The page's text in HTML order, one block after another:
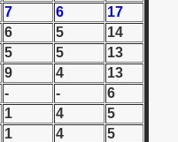
7 6
17
6 5
14
5 5
13
9 4
13
- -
6
1 4
5
1 4
5